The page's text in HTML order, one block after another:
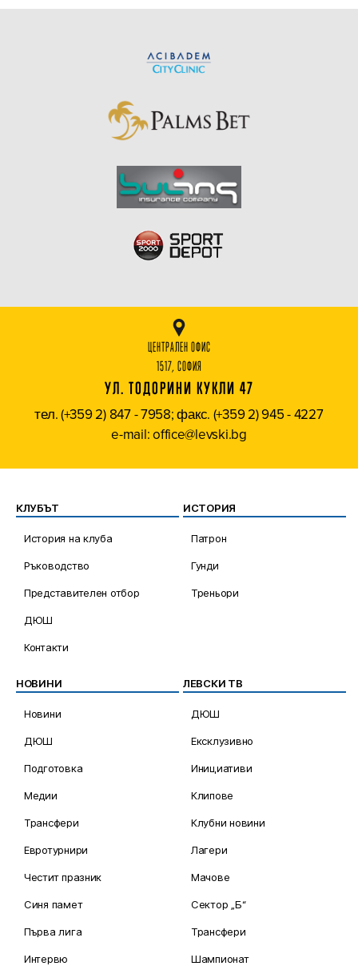
ЦЕНТРАЛЕН ОФИС
1517, СОФИЯ
УЛ. ТОДОРИНИ КУКЛИ 47
тел. (+359 2) 847 - 7958; факс. (+359 2) 945 - 4227
e-mail: office@levski.bg
КЛУБЪТ
История на клуба
Ръководство
Представителен отбор
ДЮШ
Контакти
ИСТОРИЯ
Патрон
Гунди
Треньори
НОВИНИ
Новини
ДЮШ
Подготовка
Медии
Трансфери
Евротурнири
Честит празник
Синя памет
Първа лига
Интервю
ЛЕВСКИ ТВ
ДЮШ
Ексклузивно
Инициативи
Клипове
Клубни новини
Лагери
Мачове
Сектор „Б“
Трансфери
Шампионат